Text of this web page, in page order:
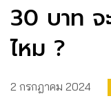
30 บาท จ
ไหม ?
2 กรกฎาคม 2024